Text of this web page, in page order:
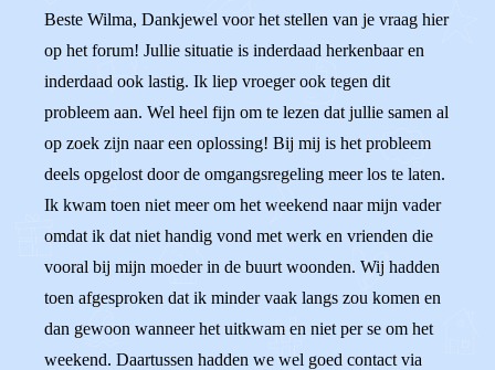
Beste Wilma, Dankjewel voor het stellen van je vraag hier
op het forum! Jullie situatie is inderdaad herkenbaar en
inderdaad ook lastig. Ik liep vroeger ook tegen dit
probleem aan. Wel heel fijn om te lezen dat jullie samen al
op zoek zijn naar een oplossing! Bij mij is het probleem
deels opgelost door de omgangsregeling meer los te laten.
Ik kwam toen niet meer om het weekend naar mijn vader
omdat ik dat niet handig vond met werk en vrienden die
vooral bij mijn moeder in de buurt woonden. Wij hadden
toen afgesproken dat ik minder vaak langs zou komen en
dan gewoon wanneer het uitkwam en niet per se om het
weekend. Daartussen hadden we wel goed contact via